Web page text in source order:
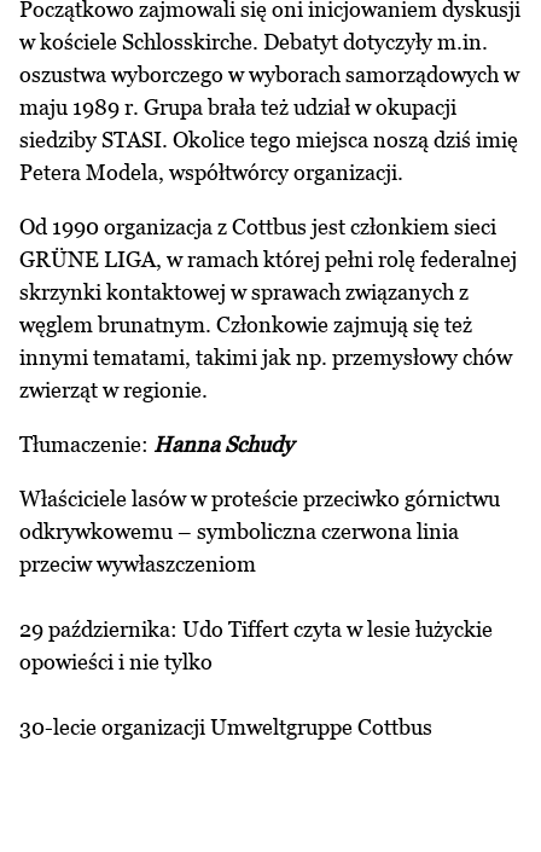
Początkowo zajmowali się oni inicjowaniem dyskusji
w kościele Schlosskirche. Debatyt dotyczyły m.in.
oszustwa wyborczego w wyborach samorządowych w
maju 1989 r. Grupa brała też udział w okupacji
siedziby STASI. Okolice tego miejsca noszą dziś imię
Petera Modela, współtwórcy organizacji.
Od 1990 organizacja z Cottbus jest członkiem sieci
GRÜNE LIGA, w ramach której pełni rolę federalnej
skrzynki kontaktowej w sprawach związanych z
węglem brunatnym. Członkowie zajmują się też
innymi tematami, takimi jak np. przemysłowy chów
zwierząt w regionie.
Tłumaczenie: Hanna Schudy
Właściciele lasów w proteście przeciwko górnictwu
odkrywkowemu – symboliczna czerwona linia
przeciw wywłaszczeniom
29 października: Udo Tiffert czyta w lesie łużyckie
opowieści i nie tylko
30-lecie organizacji Umweltgruppe Cottbus